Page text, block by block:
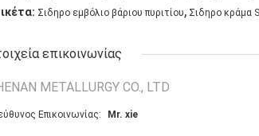
Σιδηρο εμβόλιο βάριου πυριτίου, Σιδηρο κράμα
επικοινωνίας
METALLURGY CO., LTD
Επικοινωνίας: Mr. xie